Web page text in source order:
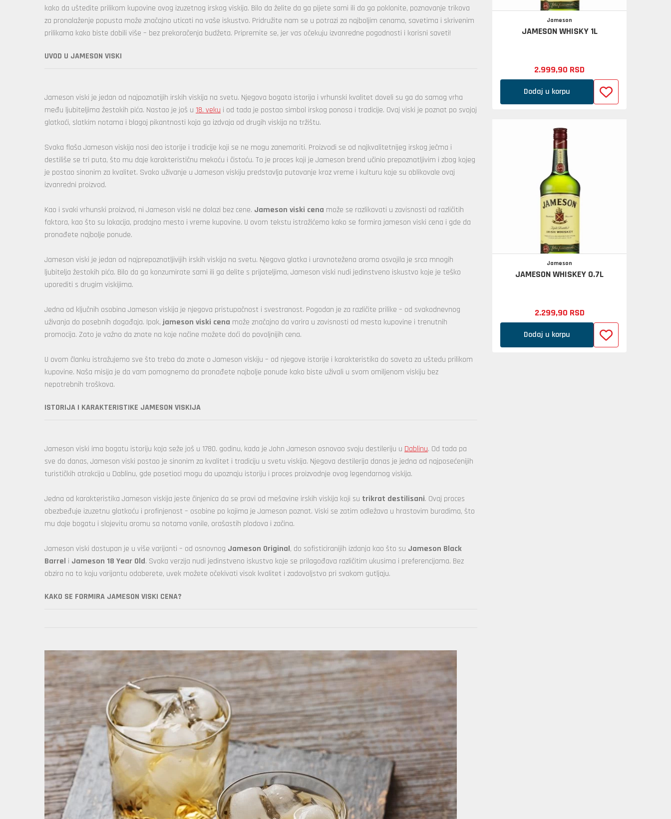
kako da uštedite prilikom kupovine ovog izuzetnog irskog viskija. Bilo da želite da ga pijete sami ili da ga poklonite, poznavanje trikova
za pronalaženje popusta može značajno uticati na vaše iskustvo. Pridružite nam se u potrazi za najboljim cenama, savetima i skrivenim
prilikama kako biste dobili više – bez prekoračenja budžeta. Pripremite se, jer vas očekuju izvanredne pogodnosti i korisni saveti!
UVOD U JAMESON VISKI
Jameson viski je jedan od najpoznatijih irskih viskija na svetu. Njegova bogata istorija i vrhunski kvalitet doveli su ga do samog vrha
među ljubiteljima žestokih pića. Nastao je još u 18. veku i od tada je postao simbol irskog ponosa i tradicije. Ovaj viski je poznat po svojoj
glatkoći, slatkim notama i blagoj pikantnosti koja ga izdvaja od drugih viskija na tržištu.
Svaka flaša Jameson viskija nosi deo istorije i tradicije koji se ne mogu zanemariti. Proizvodi se od najkvalitetnijeg irskog ječma i
destiliše se tri puta, što mu daje karakterističnu mekoću i čistoću. To je proces koji je Jameson brend učinio prepoznatljivim i zbog kojeg
je postao sinonim za kvalitet. Svako uživanje u Jameson viskiju predstavlja putovanje kroz vreme i kulturu koje su oblikovale ovaj
izvanredni proizvod.
Kao i svaki vrhunski proizvod, ni Jameson viski ne dolazi bez cene. Jameson viski cena može se razlikovati u zavisnosti od različitih
faktora, kao što su lokacija, prodajno mesto i vreme kupovine. U ovom tekstu istražićemo kako se formira jameson viski cena i gde da
pronađete najbolje ponude.
Jameson viski je jedan od najprepoznatljivijih irskih viskija na svetu. Njegova glatka i uravnotežena aroma osvojila je srca mnogih
ljubitelja žestokih pića. Bilo da ga konzumirate sami ili ga delite s prijateljima, Jameson viski nudi jedinstveno iskustvo koje je teško
uporediti s drugim viskijima.
Jedna od ključnih osobina Jameson viskija je njegova pristupačnost i svestranost. Pogodan je za različite prilike – od svakodnevnog
uživanja do posebnih događaja. Ipak,jameson viski cena može značajno da varira u zavisnosti od mesta kupovine i trenutnih
promocija. Zato je važno da znate na koje načine možete doći do povoljnijih cena.
U ovom članku istražujemo sve što treba da znate o Jameson viskiju – od njegove istorije i karakteristika do saveta za uštedu prilikom
kupovine. Naša misija je da vam pomognemo da pronađete najbolje ponude kako biste uživali u svom omiljenom viskiju bez
nepotrebnih troškova.
ISTORIJA I KARAKTERISTIKE JAMESON VISKIJA
Jameson viski ima bogatu istoriju koja seže još u 1780. godinu, kada je John Jameson osnovao svoju destileriju u Dablinu. Od tada pa
sve do danas, Jameson viski postao je sinonim za kvalitet i tradiciju u svetu viskija. Njegova destilerija danas je jedna od najposećenijih
turističkih atrakcija u Dablinu, gde posetioci mogu da upoznaju istoriju i proces proizvodnje ovog legendarnog viskija.
Jedna od karakteristika Jameson viskija jeste činjenica da se pravi od mešavine irskih viskija koji su trikrat destilisani. Ovaj proces
obezbeđuje izuzetnu glatkoću i profinjenost – osobine po kojima je Jameson poznat. Viski se zatim odležava u hrastovim buradima, što
mu daje bogatu i slojevitu aromu sa notama vanile, orašastih plodova i začina.
Jameson viski dostupan je u više varijanti – od osnovnog Jameson Original, do sofisticiranijih izdanja kao što su Jameson Black
Barrel i Jameson 18 Year Old. Svaka verzija nudi jedinstveno iskustvo koje se prilagođava različitim ukusima i preferencijama. Bez
obzira na to koju varijantu odaberete, uvek možete očekivati visok kvalitet i zadovoljstvo pri svakom gutljaju.
KAKO SE FORMIRA JAMESON VISKI CENA?
Jameson
JAMESON WHISKY 1L
2.999,90 RSD
Dodaj u korpu
Jameson
JAMESON WHISKEY 0.7L
2.299,90 RSD
Dodaj u korpu